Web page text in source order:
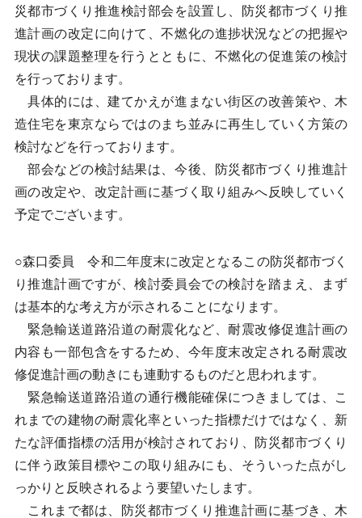
災都市づくり推進検討部会を設置し、防災都市づくり推
進計画の改定に向けて、不燃化の進捗状況などの把握や
現状の課題整理を行うとともに、不燃化の促進策の検討
を行っております。
具体的には、建てかえが進まない街区の改善策や、木
造住宅を東京ならではのまち並みに再生していく方策の
検討などを行っております。
部会などの検討結果は、今後、防災都市づくり推進計
画の改定や、改定計画に基づく取り組みへ反映していく
予定でございます。
○森口委員 令和二年度末に改定となるこの防災都市づく
り推進計画ですが、検討委員会での検討を踏まえ、まず
は基本的な考え方が示されることになります。
緊急輸送道路沿道の耐震化など、耐震改修促進計画の
内容も一部包含をするため、今年度末改定される耐震改
修促進計画の動きにも連動するものだと思われます。
緊急輸送道路沿道の通行機能確保につきましては、こ
れまでの建物の耐震化率といった指標だけではなく、新
たな評価指標の活用が検討されており、防災都市づくり
に伴う政策目標やこの取り組みにも、そういった点がし
っかりと反映されるよう要望いたします。
これまで都は、防災都市づくり推進計画に基づき、木